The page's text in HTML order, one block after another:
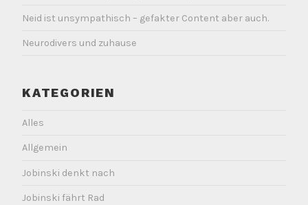
Neid ist unsympathisch – gefakter Content aber auch.
Neurodivers und zuhause
KATEGORIEN
Alles
Allgemein
Jobinski denkt nach
Jobinski fährt Rad